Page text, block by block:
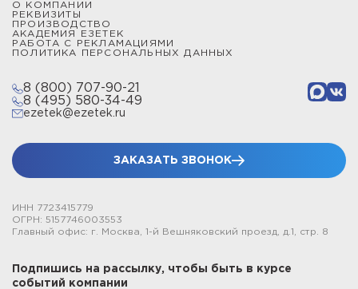
О КОМПАНИИ
РЕКВИЗИТЫ
ПРОИЗВОДСТВО
АКАДЕМИЯ ЕЗЕТЕК
РАБОТА С РЕКЛАМАЦИЯМИ
ПОЛИТИКА ПЕРСОНАЛЬНЫХ ДАННЫХ
8 (800) 707-90-21
8 (495) 580-34-49
ezetek@ezetek.ru
ЗАКАЗАТЬ ЗВОНОК
ИНН 7723415779
ОГРН: 5157746003553
Главный офис: г. Москва, 1-й Вешняковский проезд, д.1, стр. 8
Подпишись на рассылку, чтобы быть в курсе
событий компании